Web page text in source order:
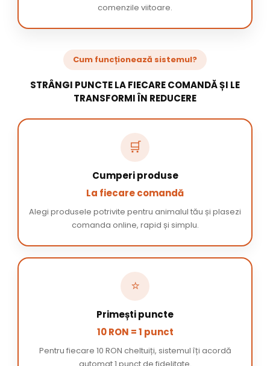
comenzile viitoare.
Cum funcționează sistemul?
STRÂNGI PUNCTE LA FIECARE COMANDĂ ȘI LE
TRANSFORMI ÎN REDUCERE
🛒
Cumperi produse
La fiecare comandă
Alegi produsele potrivite pentru animalul tău și plasezi
comanda online, rapid și simplu.
⭐
Primești puncte
10 RON = 1 punct
Pentru fiecare 10 RON cheltuiți, sistemul îți acordă